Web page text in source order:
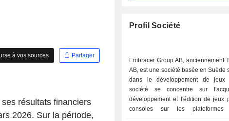
à vos sources
Partager
résultats financiers
2026. Sur la période,
Profil Société
Embracer Group AB, anciennement
AB, est une société basée en Suède
dans le développement de jeux
société se concentre sur
développement et l'édition de jeux
consoles sur les